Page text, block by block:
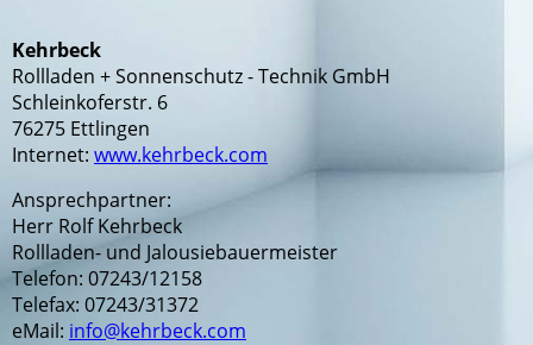
Kehrbeck
Rollladen + Sonnenschutz - Technik GmbH
Schleinkoferstr. 6
76275 Ettlingen
Internet: www.kehrbeck.com
Ansprechpartner:
Herr Rolf Kehrbeck
Rollladen- und Jalousiebauermeister
Telefon: 07243/12158
Telefax: 07243/31372
eMail: info@kehrbeck.com